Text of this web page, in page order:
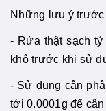
Những lưu ý trước
- Rửa thật sạch
khô trước khi sử
- Sử dụng cân
tới 0.0001g để cân